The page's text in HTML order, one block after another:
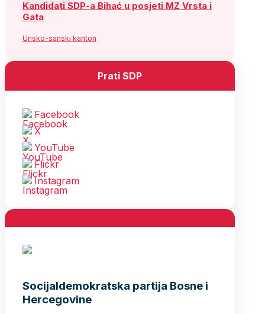
Kandidati SDP-a Bihać u posjeti MZ Vrsta i
Gata
Unsko-sanski kanton
Prati SDP
Facebook
X
YouTube
Flickr
Instagram
Socijaldemokratska partija Bosne i
Hercegovine